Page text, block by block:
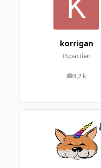
korrigan
INpactien
8,2 k
messages